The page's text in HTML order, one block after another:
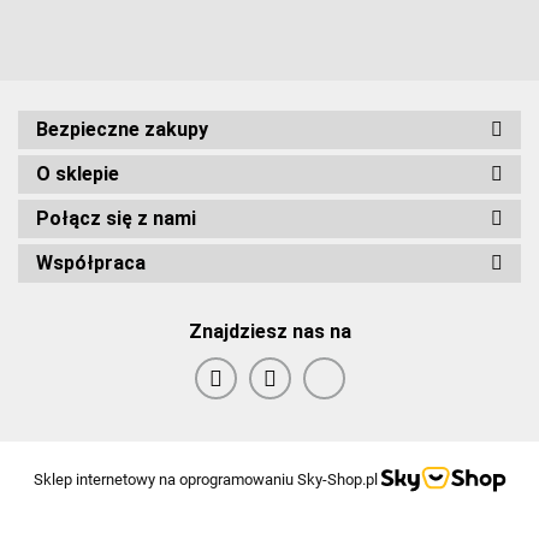
Bezpieczne zakupy
O sklepie
Połącz się z nami
Współpraca
Znajdziesz nas na
Sklep internetowy na oprogramowaniu Sky-Shop.pl